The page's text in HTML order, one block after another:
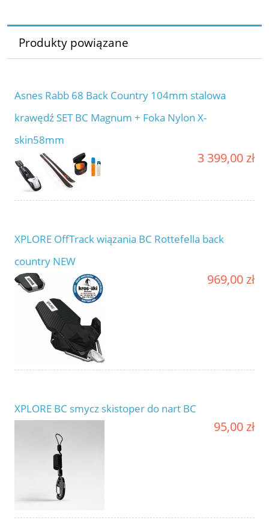
Produkty powiązane
Asnes Rabb 68 Back Country 104mm stalowa
krawędź SET BC Magnum + Foka Nylon X-
skin58mm
3 399,00 zł
XPLORE OffTrack wiązania BC Rottefella back
country NEW
969,00 zł
XPLORE BC smycz skistoper do nart BC
95,00 zł